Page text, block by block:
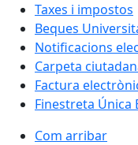
Taxes i impostos
Beques
Notificacions
Carpeta
Factura
Finestreta Única
Com arribar